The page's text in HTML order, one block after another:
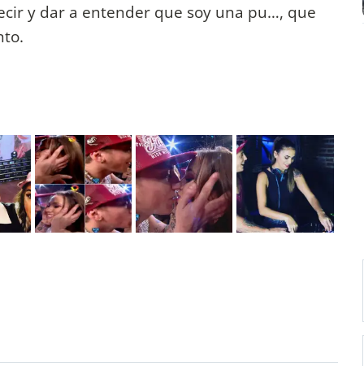
y dar a entender que soy una pu…, que